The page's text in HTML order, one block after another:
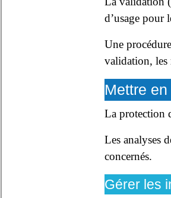
d’usage pour
Une
validation, les
Mettre
La protection
Les analyses
concernés.
Gérer les